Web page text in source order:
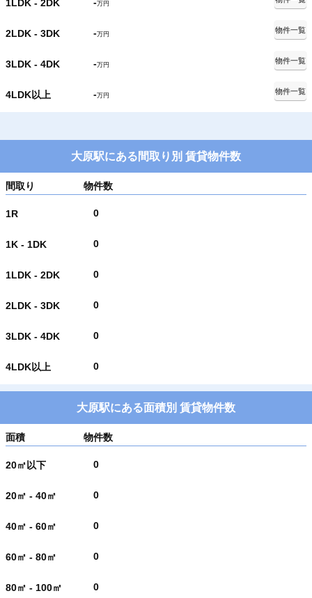
1LDK - 2DK 万円
2LDK - 3DK -万円
物件一覧
3LDK - 4DK -万円
物件一覧
4LDK以上 -万円
物件一覧
大原駅にある間取り別 賃貸物件数
間取り 物件数
1R 0
1K - 1DK 0
1LDK - 2DK 0
2LDK - 3DK 0
3LDK - 4DK 0
4LDK以上 0
大原駅にある面積別 賃貸物件数
面積 物件数
20㎡以下 0
20㎡ - 40㎡ 0
40㎡ - 60㎡ 0
60㎡ - 80㎡ 0
80㎡ - 100㎡ 0